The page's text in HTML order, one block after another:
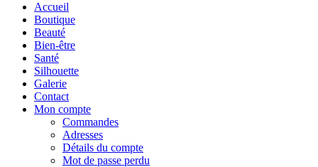
Accueil
Boutique
Beauté
Bien-être
Santé
Silhouette
Galerie
Contact
Mon compte
Commandes
Adresses
Détails du compte
Mot de passe perdu